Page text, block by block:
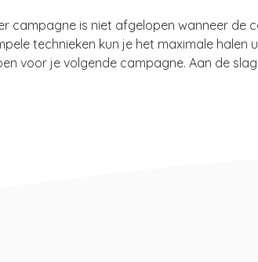
campagne is niet afgelopen wanneer de
technieken kun je het maximale halen
voor je volgende campagne. Aan de slag!